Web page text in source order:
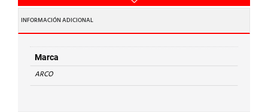
INFORMACIÓN ADICIONAL
Marca
ARCO